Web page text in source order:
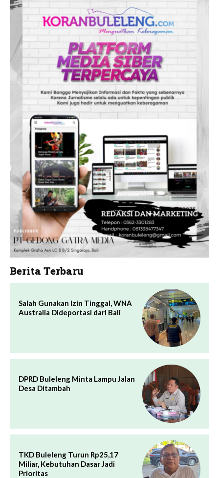
Berita Terbaru
Salah Gunakan Izin Tinggal, WNA
Australia Dideportasi dari Bali
DPRD Buleleng Minta Lampu Jalan
Desa Ditambah
TKD Buleleng Turun Rp25,17
Miliar, Kebutuhan Dasar Jadi
Prioritas